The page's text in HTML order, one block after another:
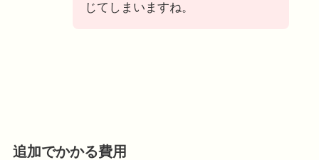
じてしまいますね。
追加でかかる費用